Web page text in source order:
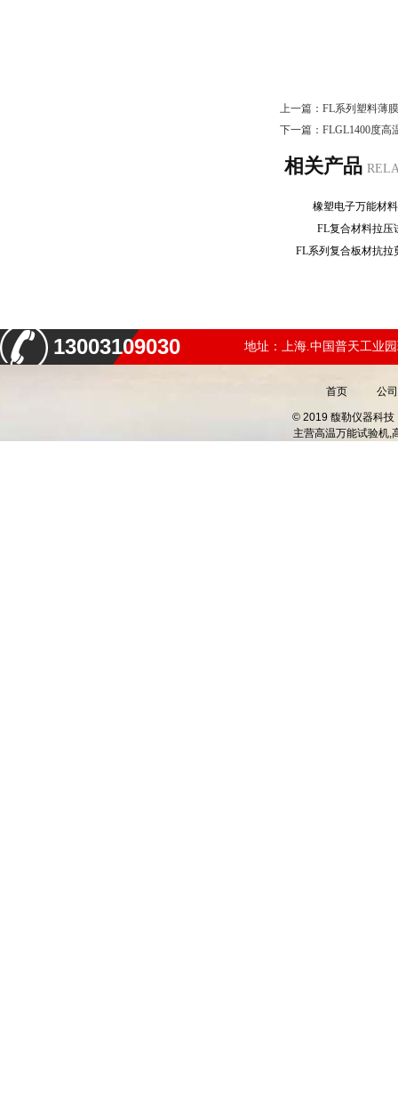
上一篇： FL系列塑料薄
下一篇： FLGL1400度高
相关产品
橡塑电子万能材
FL复合材料拉
FL系列复合板材抗
13003109030 地址：上海.中国普天工业
首页 公
© 2019 馥勒仪器科技
主营高温万能试验机,